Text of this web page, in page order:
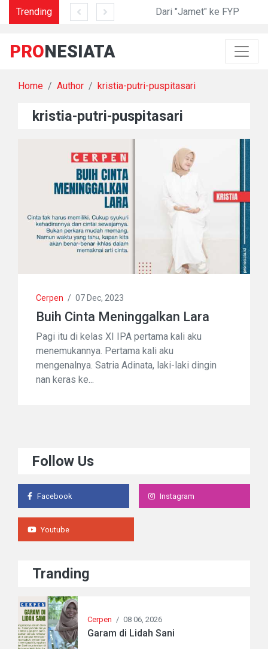
Trending
Garam di Lidah Sani Dari "Jamet" ke FYP
PRONESIATA
Home Author kristia-putri-puspitasari
kristia-putri-puspitasari
Cerpen / 07 Dec, 2023
Buih Cinta Meninggalkan Lara
Pagi itu di kelas XI IPA pertama kali aku
menemukannya. Pertama kali aku
mengenalnya. Satria Adinata, laki-laki dingin
nan keras ke...
Follow Us
Facebook Instagram
Youtube
Tranding
Cerpen / 08 06, 2026
Garam di Lidah Sani